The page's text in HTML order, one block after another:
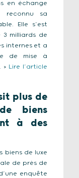
en échange
reconnu sa
Elle s’est
milliards de
internes et a
de mise à
> Lire l’article
plus de
biens
à des
biens de luxe
de près de
enquête